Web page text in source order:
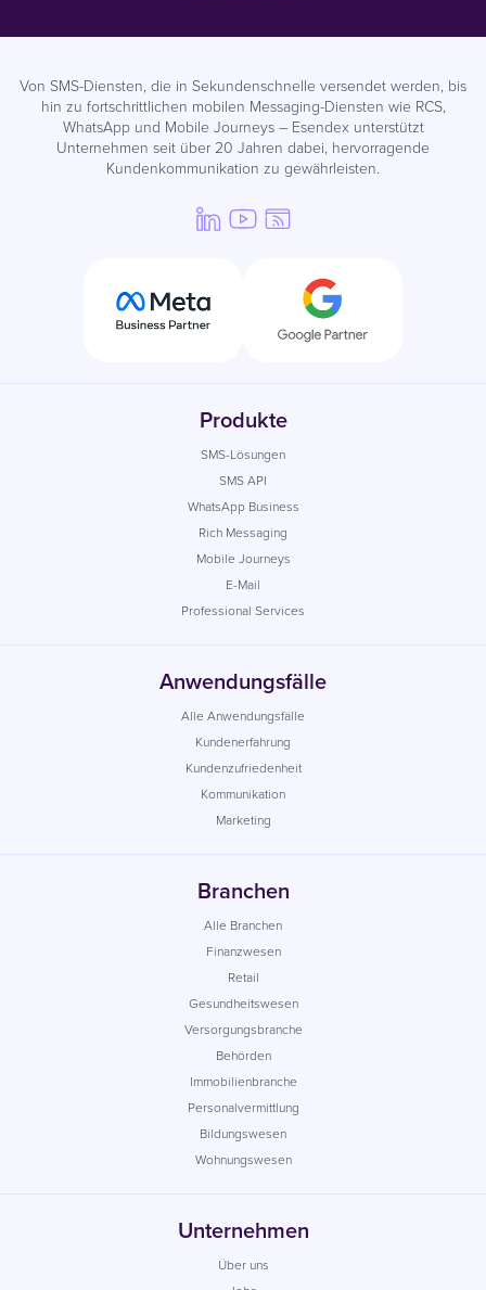
Von SMS-Diensten, die in Sekundenschnelle versendet werden, bis
hin zu fortschrittlichen mobilen Messaging-Diensten wie RCS,
WhatsApp und Mobile Journeys – Esendex unterstützt
Unternehmen seit über 20 Jahren dabei, hervorragende
Kundenkommunikation zu gewährleisten.
Produkte
SMS-Lösungen
SMS API
WhatsApp Business
Rich Messaging
Mobile Journeys
E-Mail
Professional Services
Anwendungsfälle
Alle Anwendungsfälle
Kundenerfahrung
Kundenzufriedenheit
Kommunikation
Marketing
Branchen
Alle Branchen
Finanzwesen
Retail
Gesundheitswesen
Versorgungsbranche
Behörden
Immobilienbranche
Personalvermittlung
Bildungswesen
Wohnungswesen
Unternehmen
Über uns